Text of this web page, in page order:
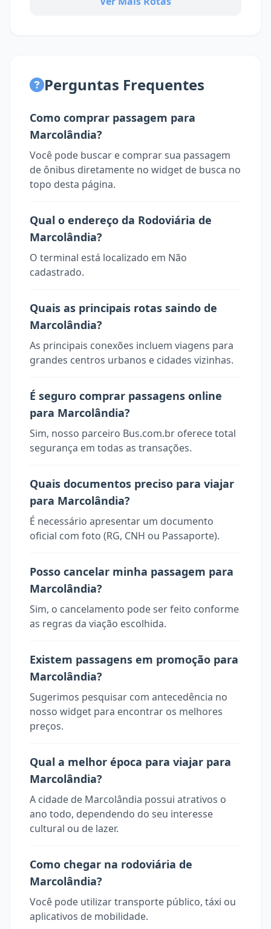
Perguntas Frequentes
Como comprar passagem para
Marcolândia?
Você pode buscar e comprar sua passagem
de ônibus diretamente no widget de busca no
topo desta página.
Qual o endereço da Rodoviária de
Marcolândia?
O terminal está localizado em Não
cadastrado.
Quais as principais rotas saindo de
Marcolândia?
As principais conexões incluem viagens para
grandes centros urbanos e cidades vizinhas.
É seguro comprar passagens online
para Marcolândia?
Sim, nosso parceiro Bus.com.br oferece total
segurança em todas as transações.
Quais documentos preciso para viajar
para Marcolândia?
É necessário apresentar um documento
oficial com foto (RG, CNH ou Passaporte).
Posso cancelar minha passagem para
Marcolândia?
Sim, o cancelamento pode ser feito conforme
as regras da viação escolhida.
Existem passagens em promoção para
Marcolândia?
Sugerimos pesquisar com antecedência no
nosso widget para encontrar os melhores
preços.
Qual a melhor época para viajar para
Marcolândia?
A cidade de Marcolândia possui atrativos o
ano todo, dependendo do seu interesse
cultural ou de lazer.
Como chegar na rodoviária de
Marcolândia?
Você pode utilizar transporte público, táxi ou
aplicativos de mobilidade.